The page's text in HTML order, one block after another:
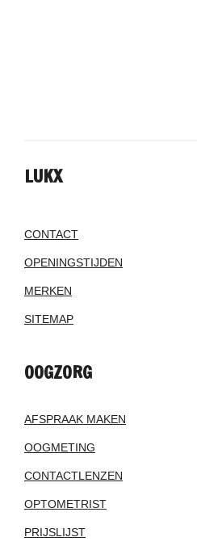
LUKX
CONTACT
OPENINGSTIJDEN
MERKEN
SITEMAP
OOGZORG
AFSPRAAK MAKEN
OOGMETING
CONTACTLENZEN
OPTOMETRIST
PRIJSLIJST